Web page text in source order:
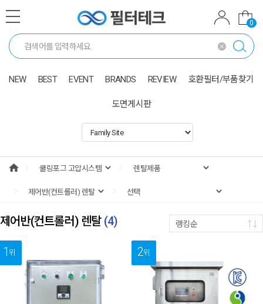
0
NEW BEST EVENT BRANDS REVIEW 호환필터/부품찾기
도면게시판
제어반(컨트롤러) 렌탈 (4) 랭킹순
1위 2위